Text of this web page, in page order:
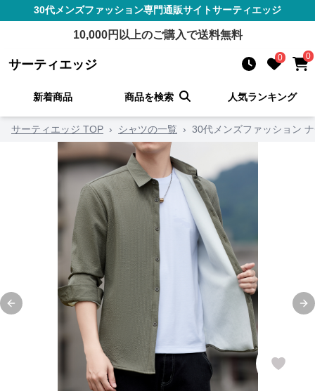
30代メンズファッション専門通販サイトサーティエッジ
10,000円以上のご購入で送料無料
サーティエッジ 0 0
新着商品 商品を検索 人気ランキング
サーティエッジ TOP › シャツの一覧 › 30代メンズファッション
Previous slide